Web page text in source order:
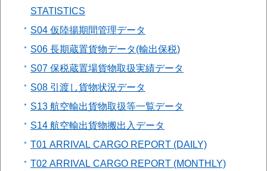
STATISTICS
S04 仮陸揚期間管理データ
S06 長期蔵置貨物データ(輸出保税)
S07 保税蔵置場貨物取扱実績データ
S08 引渡し貨物状況データ
S13 航空輸出貨物取扱等一覧データ
S14 航空輸出貨物搬出入データ
T01 ARRIVAL CARGO REPORT (DAILY)
T02 ARRIVAL CARGO REPORT (MONTHLY)